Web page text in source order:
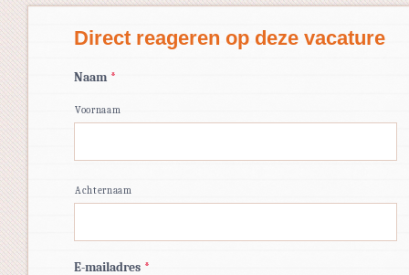
Direct reageren op deze vacature
Naam *
Voornaam
Achternaam
E-mailadres *